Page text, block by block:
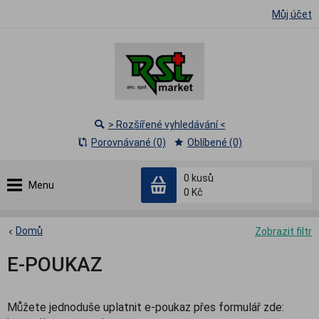
Můj účet
Menu
0 kusů
0 Kč
> Rozšířené vyhledávání <
Porovnávané (0)
Oblíbené (0)
Zobrazit filtr
Domů
E-POUKAZ
Můžete jednoduše uplatnit e-poukaz přes formulář zde: